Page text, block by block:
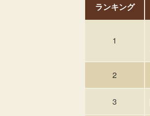
ランキング
1
2
3